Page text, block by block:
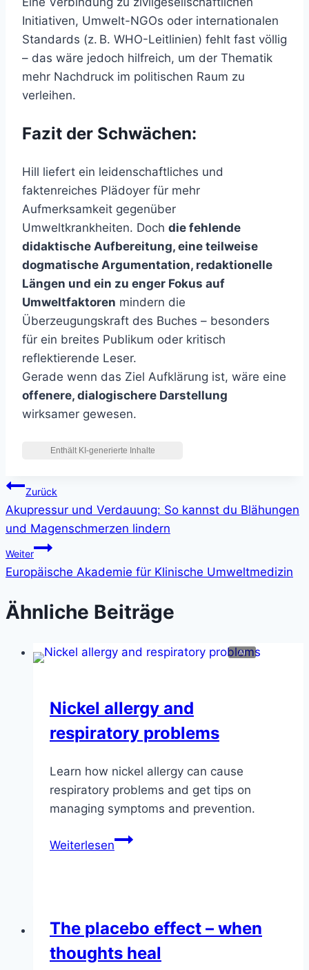
Initiativen, Umwelt-NGOs oder internationalen
Standards (z. B. WHO-Leitlinien) fehlt fast völlig
– das wäre jedoch hilfreich, um der Thematik
mehr Nachdruck im politischen Raum zu
verleihen.
Fazit der Schwächen:
Hill liefert ein leidenschaftliches und
faktenreiches Plädoyer für mehr
Aufmerksamkeit gegenüber
Umweltkrankheiten. Doch die fehlende
didaktische Aufbereitung, eine teilweise
dogmatische Argumentation, redaktionelle
Längen und ein zu enger Fokus auf
Umweltfaktoren mindern die
Überzeugungskraft des Buches – besonders
für ein breites Publikum oder kritisch
reflektierende Leser.
Gerade wenn das Ziel Aufklärung ist, wäre eine
offenere, dialogischere Darstellung
wirksamer gewesen.
Beitragsnavigation
Zurück
Akupressur und Verdauung: So kannst du Blähungen
und Magenschmerzen lindern
Weiter
Europäische Akademie für Klinische Umweltmedizin
Ähnliche Beiträge
Nickel allergy and
respiratory problems
Learn how nickel allergy can cause
respiratory problems and get tips on
managing symptoms and prevention.
WeiterlesenNickel
The placebo effect – when
thoughts heal